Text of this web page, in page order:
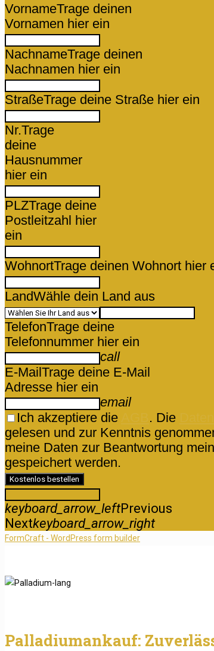
VornameTrage deinen
Vornamen hier ein
NachnameTrage deinen
Nachnamen hier ein
StraßeTrage deine Straße hier ein
Nr.Trage
deine
Hausnummer
hier ein
PLZTrage deine
Postleitzahl hier
ein
WohnortTrage deinen Wohnort hier
LandWähle dein Land aus
TelefonTrage deine
Telefonnummer hier ein
call
E-MailTrage deine E-Mail
Adresse hier ein
email
Ich akzeptiere die
. Die
gelesen und zur Kenntnis
meine Daten zur Beantwortung
gespeichert werden.
Kostenlos bestellen
keyboard_arrow_leftPrevious
Nextkeyboard_arrow_right
FormCraft - WordPress form builder
Palladiumankauf: